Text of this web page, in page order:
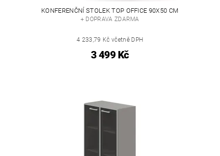
KONFERENČNÍ STOLEK TOP OFFICE 90X50 CM
+ DOPRAVA ZDARMA
4 233,79 Kč včetně DPH
3 499 Kč